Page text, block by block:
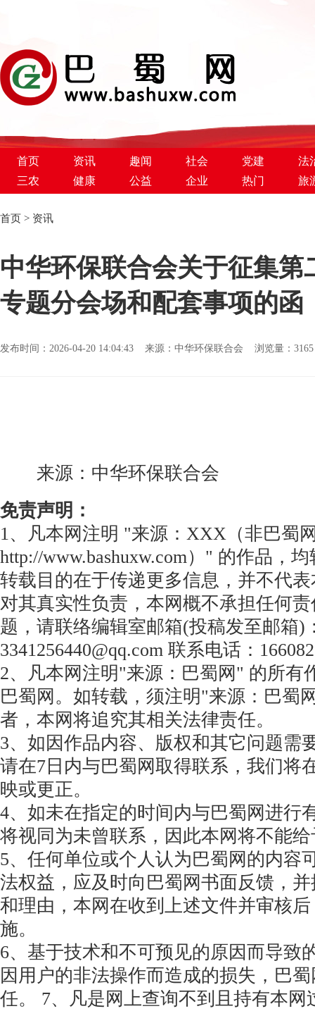
首页 资讯 趣闻 社会 党建
法
三农
健康 公益 企业 热门 旅
首页 > 资讯
中华环保联合会关于征集
专题分会场和配套事项的函
发布时间：2026-04-20 14:04:43 来源：中华环保联合会 浏览量：
来源：中华环保联合会
免责声明：
1、凡本网注明 "来源：XXX（非巴蜀
http://www.bashuxw.com）" 的作品，
转载目的在于传递更多信息，并不代
对其真实性负责，本网概不承担任何
题，请联络编辑室邮箱(投稿发至邮箱)
3341256440@qq.com 联系电话：
2、凡本网注明"来源：巴蜀网" 的所有
巴蜀网。如转载，须注明"来源：巴蜀
者，本网将追究其相关法律责任。
3、如因作品内容、版权和其它问题需
请在7日内与巴蜀网取得联系，我们将
映或更正。
4、如未在指定的时间内与巴蜀网进行
将视同为未曾联系，因此本网将不能
5、任何单位或个人认为巴蜀网的内容
法权益，应及时向巴蜀网书面反馈，
和理由，本网在收到上述文件并审核
施。
6、基于技术和不可预见的原因而导致
因用户的非法操作而造成的损失，巴
任。 7、凡是网上查询不到且持有本网